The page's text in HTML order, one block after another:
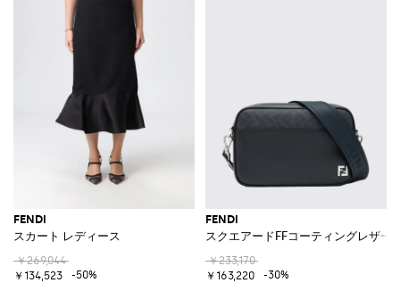
FENDI
スカート レディース
￥269,044
￥134,523
-50%
FENDI
スクエアードFFコーティングレザー
￥233,170
￥163,220
-30%